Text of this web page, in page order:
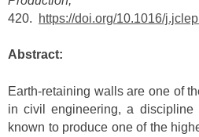
420.
https://doi.org/10.1016/
Abstract:
Earth-retaining walls are one of
in civil engineering, a discipline
known to produce one of the